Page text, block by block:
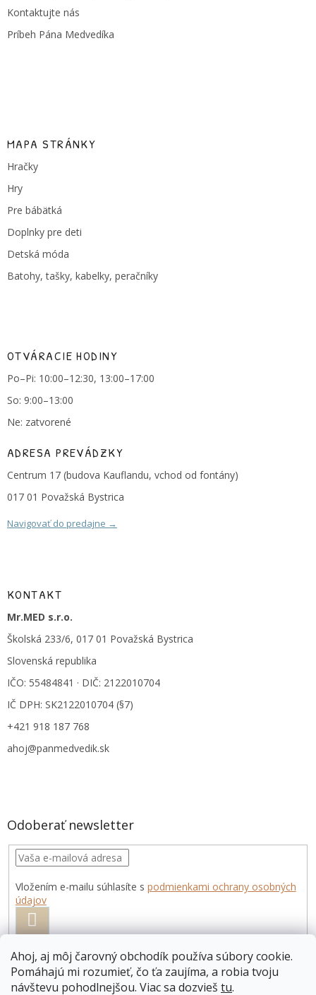
Ahoj, aj môj čarovný obchodík používa súbory cookie.
Pomáhajú mi rozumieť, čo ťa zaujíma, a robia tvoju
návštevu pohodlnejšou. Viac sa dozvieš tu.
Kontaktujte nás
Príbeh Pána Medvedíka
MAPA STRÁNKY
Hračky
Hry
Pre bábätká
Doplnky pre deti
Detská móda
Batohy, tašky, kabelky, peračníky
OTVÁRACIE HODINY
Po–Pi: 10:00–12:30, 13:00–17:00
So: 9:00–13:00
Ne: zatvorené
ADRESA PREVÁDZKY
Centrum 17 (budova Kauflandu, vchod od fontány)
017 01 Považská Bystrica
Navigovať do predajne →
KONTAKT
Mr.MED s.r.o.
Školská 233/6, 017 01 Považská Bystrica
Slovenská republika
IČO: 55484841 · DIČ: 2122010704
IČ DPH: SK2122010704 (§7)
+421 918 187 768
ahoj@panmedvedik.sk
Odoberať newsletter
Vložením e-mailu súhlasíte s podmienkami ochrany osobných
údajov
SA